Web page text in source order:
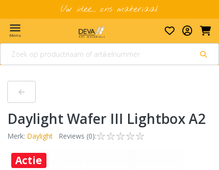
Uw idee... ons materiaal
menu
Menu
Daylight Wafer III Lightbox A2
Merk: Daylight Reviews (0):
Actie